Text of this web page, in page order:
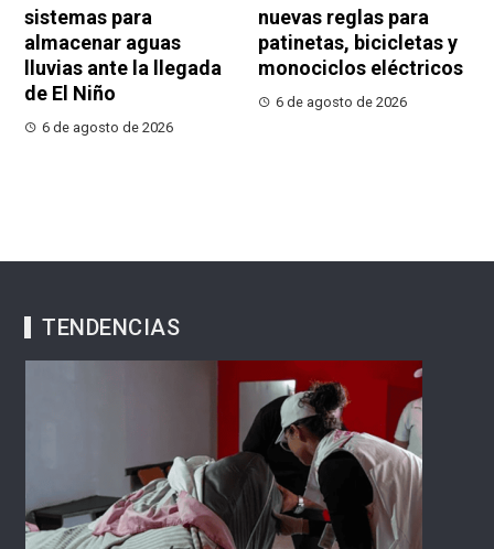
sistemas para
almacenar aguas
lluvias ante la llegada
de El Niño
6 de agosto de 2026
nuevas reglas para
patinetas, bicicletas y
monociclos eléctricos
6 de agosto de 2026
TENDENCIAS